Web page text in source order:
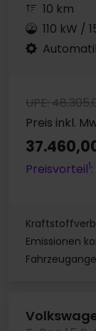
10 km
110 kW /
UPE:
Preis inkl.
Preisvorteil1
Emissionen